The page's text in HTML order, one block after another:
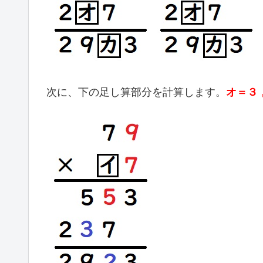
次に、下の足し算部分を計算します。 オ＝３